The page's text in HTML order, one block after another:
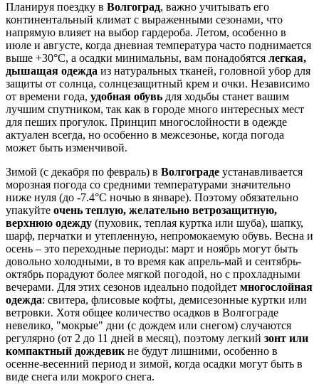
Планируя поездку в Волгоград, важно учитывать его
континентальный климат с выраженными сезонами, что
напрямую влияет на выбор гардероба. Летом, особенно в
июле и августе, когда дневная температура часто поднимается
выше +30°C, а осадки минимальны, вам понадобятся легкая,
дышащая одежда из натуральных тканей, головной убор для
защиты от солнца, солнцезащитный крем и очки. Независимо
от времени года, удобная обувь для ходьбы станет вашим
лучшим спутником, так как в городе много интересных мест
для пеших прогулок. Принцип многослойности в одежде
актуален всегда, но особенно в межсезонье, когда погода
может быть изменчивой.
Зимой (с декабря по февраль) в Волгограде устанавливается
морозная погода со средними температурами значительно
ниже нуля (до -7.4°C ночью в январе). Поэтому обязательно
упакуйте очень теплую, желательно ветрозащитную,
верхнюю одежду (пуховик, теплая куртка или шуба), шапку,
шарф, перчатки и утепленную, непромокаемую обувь. Весна и
осень – это переходные периоды: март и ноябрь могут быть
довольно холодными, в то время как апрель-май и сентябрь-
октябрь порадуют более мягкой погодой, но с прохладными
вечерами. Для этих сезонов идеально подойдет многослойная
одежда: свитера, флисовые кофты, демисезонные куртки или
ветровки. Хотя общее количество осадков в Волгограде
невелико, "мокрые" дни (с дождем или снегом) случаются
регулярно (от 2 до 11 дней в месяц), поэтому легкий зонт или
компактный дождевик не будут лишними, особенно в
осенне-весенний период и зимой, когда осадки могут быть в
виде снега или мокрого снега.